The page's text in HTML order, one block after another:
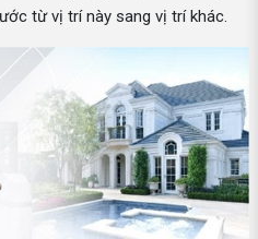
từ vị trí này sang vị trí khác.